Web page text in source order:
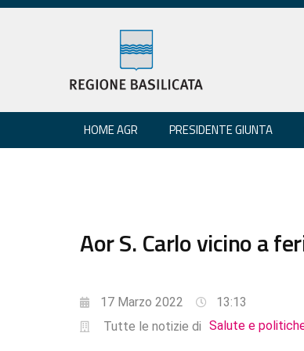
HOME AGR PRESIDENTE GIUNTA
Aor S. Carlo vicino a
17 Marzo 2022
13:13
Tutte le notizie di Salute e